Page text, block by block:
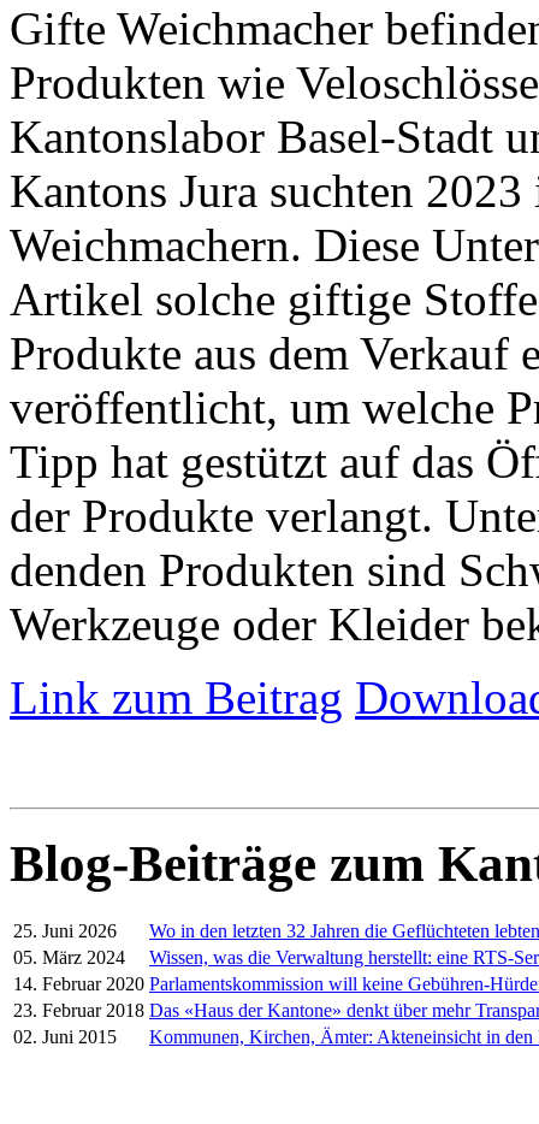
Gifte Weichmacher
Produkten wie
Kantonslabor Basel-Stadt
Kantons Jura suchten
Weichmachern. Diese
Artikel solche giftige
Produkte aus dem
veröffentlicht, um welche
Tipp hat gestützt auf das
der Produkte verlangt.
denden Produkten sind
Werkzeuge oder Kleider
Link zum Beitrag
Blog-Beiträge zum
25. Juni 2026
Wo in den letzten 32 Jahren die Geflüchteten lebten
05. März 2024
Wissen, was die Verwaltung herstellt: eine RTS-
14. Februar 2020 Parlamentskommission will keine Gebühren-
23. Februar 2018 Das «Haus der Kantone» denkt über mehr
02. Juni 2015
Kommunen, Kirchen, Ämter: Akteneinsicht in den